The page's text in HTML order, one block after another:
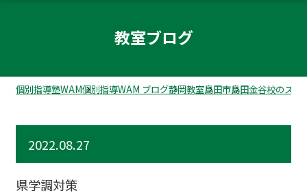
教室ブログ
個別指導塾WAM個別指導WAM ブログ静岡教室島田市島田金谷校のスタ
2022.08.27
県学調対策